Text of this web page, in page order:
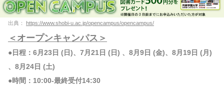
出典： https://www.shobi-u.ac.jp/opencampus/opencampus/
＜オープンキャンパス＞
●日程：6月23日 (日)、7月21日 (日) 、8月9日 (金)、8月19日 (月)
、8月24日 (土)
●時間：10:00-最終受付14:30